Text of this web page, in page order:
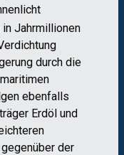
Jahrmillionen
durch die
ebenfalls
Erdöl und
der